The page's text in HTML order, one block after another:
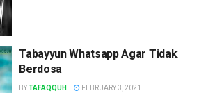
Tabayyun Whatsapp Agar Tidak
Berdosa
BYTAFAQQUH FEBRUARY 3, 2021